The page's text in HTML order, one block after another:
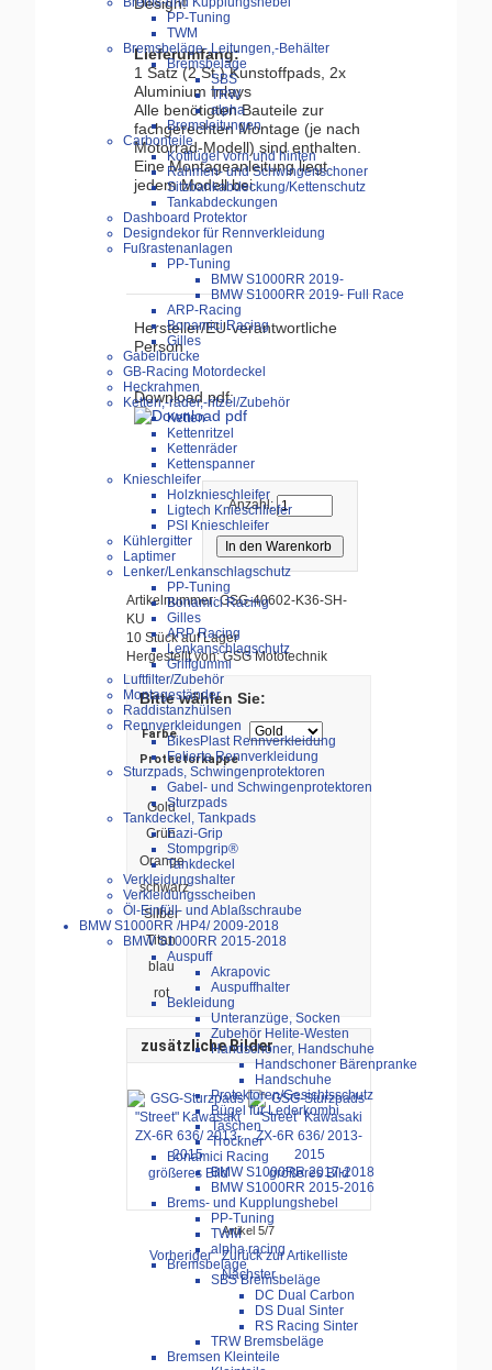
PP-Tuning
TWM
Bremsbeläge-,Leitungen,-Behälter
Bremsbeläge
SBS
TRW
alpha
Bremsleitungen
Carbonteile
Kotflügel vorn und hinten
Rahmen- und Schwingenschoner
Sitzbankabdeckung/Kettenschutz
Tankabdeckungen
Dashboard Protektor
Designdekor für Rennverkleidung
Fußrastenanlagen
PP-Tuning
BMW S1000RR 2019-
BMW S1000RR 2019- Full Race
ARP-Racing
Bonamici Racing
Gilles
Gabelbrücke
GB-Racing Motordeckel
Heckrahmen
Ketten,-räder,-ritzel/Zubehör
Ketten
Kettenritzel
Kettenräder
Kettenspanner
Knieschleifer
Holzknieschleifer
Ligtech Knieschliefer
PSI Knieschleifer
Kühlergitter
Laptimer
Lenker/Lenkanschlagschutz
PP-Tuning
Bonamici Racing
Gilles
ARP Racing
Lenkanschlagschutz
Griffgummi
Luftfilter/Zubehör
Montageständer
Raddistanzhülsen
Rennverkleidungen
BikesPlast Rennverkleidung
Folierte Rennverkleidung
Sturzpads, Schwingenprotektoren
Gabel- und Schwingenprotektoren
Sturzpads
Tankdeckel, Tankpads
Eazi-Grip
Stompgrip®
Tankdeckel
Verkleidungshalter
Verkleidungsscheiben
Öl-Einfüll- und Ablaßschraube
BMW S1000RR /HP4/ 2009-2018
BMW S1000RR 2015-2018
Auspuff
Akrapovic
Auspuffhalter
Bekleidung
Unteranzüge, Socken
Zubehör Helite-Westen
Handschoner, Handschuhe
Handschoner Bärenpranke
Handschuhe
Protektoren/Gesichtsschutz
Bügel für Lederkombi
Taschen
Trockner
Bonamici Racing
BMW S1000RR 2017-2018
BMW S1000RR 2015-2016
Brems- und Kupplungshebel
PP-Tuning
TWM
alpha racing
Bremsbeläge
SBS Bremsbeläge
DC Dual Carbon
DS Dual Sinter
RS Racing Sinter
TRW Bremsbeläge
Bremsen Kleinteile
Design!
Lieferumfang:
1 Satz (2 St.) Kunstoffpads, 2x
Aluminium Inlays
Alle benötigten Bauteile zur
fachgerechten Montage (je nach
Motorrad-Modell) sind enthalten.
Eine Montageanleitung liegt
jedem Modell bei.
Hersteller/EU-verantwortliche
Person
Download pdf:
Anzahl:
Artikelnummer: GSG-40602-K36-SH-
KU
10 Stück auf Lager
Hergestellt von: GSG Mototechnik
Bitte wählen Sie:
Farbe
Protectorkappe
Gold
Grün
Orange
schwarz
Silber
Titan
blau
rot
zusätzliche Bilder
größeres Bild größeres Bild
Artikel 5/7
Vorheriger Zurück zur Artikelliste
Nächster